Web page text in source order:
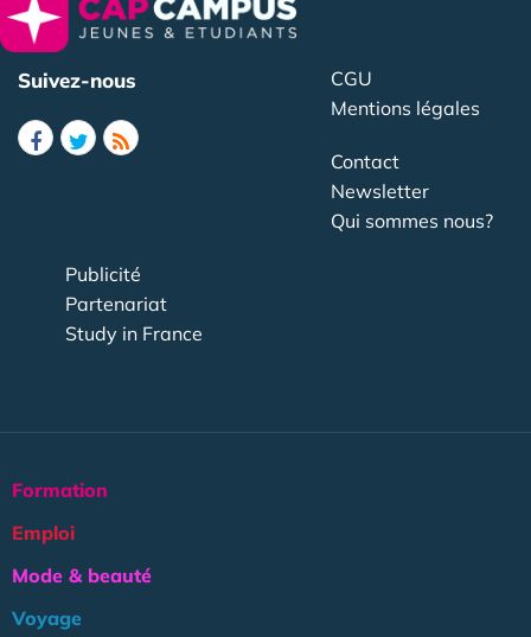
Suivez-nous
CGU
Mentions légales
Contact
Newsletter
Qui sommes nous?
Publicité
Partenariat
Study in France
Formation
Emploi
Mode & beauté
Voyage